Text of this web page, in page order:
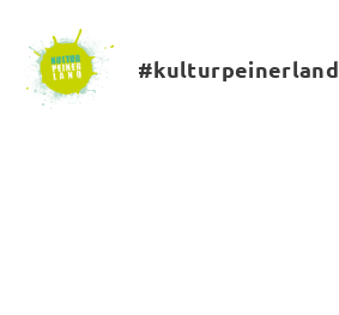
#kulturpeinerland